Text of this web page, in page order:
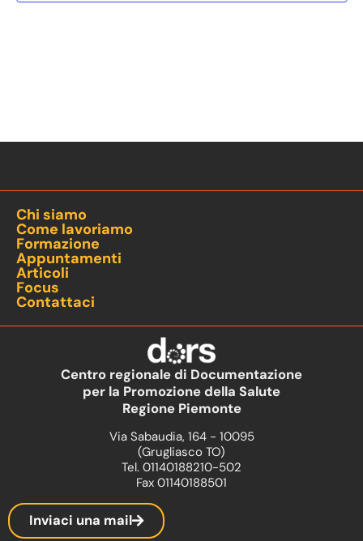
Chi siamo
Come lavoriamo
Formazione
Appuntamenti
Articoli
Focus
Contattaci
Centro regionale di Documentazione
per la Promozione della Salute
Regione Piemonte
Via Sabaudia, 164 - 10095
(Grugliasco TO)
Tel. 01140188210-502
Fax 01140188501
Inviaci una mail